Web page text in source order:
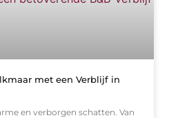
met een Verblijf in
en verborgen schatten. Van